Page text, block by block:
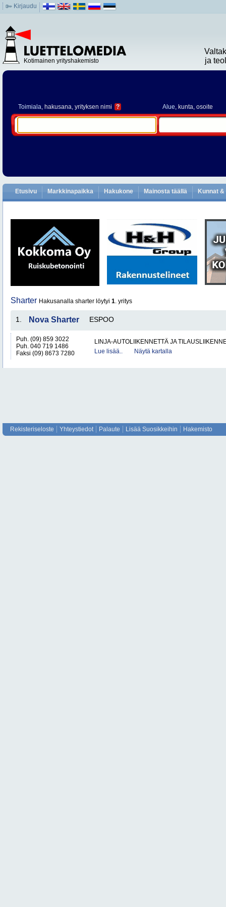
Kirjaudu
Kotimainen yrityshakemisto
ja
Toimiala, hakusana, yrityksen nimi ? Alue, kunta, osoite
Etusivu Markkinapaikka Hakukone Mainosta täällä Kunnat
Sharter Hakusanalla sharter löytyi 1. yritys
1. Nova Sharter ESPOO
Puh. (09) 859 3022
Puh. 040 719 1486
Faksi (09) 8673 7280
LINJA-AUTOLIIKENNETTÄ JA
Lue lisää..
Näytä kartalla
Rekisteriseloste Yhteystiedot Palaute Lisää Suosikkeihin Hakemisto